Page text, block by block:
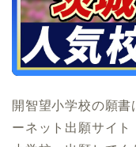
開智望小学校の願
ーネット出願サイ
愛知